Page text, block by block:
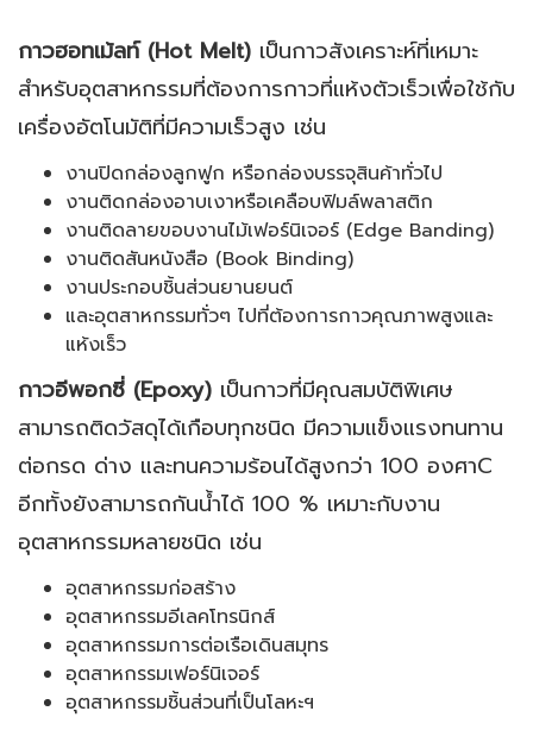
กาวฮอทเม้ลท์ (Hot Melt) เป็นกาวสังเคราะห์ที่เหมาะ
สำหรับอุตสาหกรรมที่ต้องการกาวที่แห้งตัวเร็วเพื่อใช้กับ
เครื่องอัตโนมัติที่มีความเร็วสูง เช่น
งานปิดกล่องลูกฟูก หรือกล่องบรรจุสินค้าทั่วไป
งานติดกล่องอาบเงาหรือเคลือบฟิมล์พลาสติก
งานติดลายขอบงานไม้เฟอร์นิเจอร์ (Edge Banding)
งานติดสันหนังสือ (Book Binding)
งานประกอบชิ้นส่วนยานยนต์
และอุตสาหกรรมทั่วๆ ไปที่ต้องการกาวคุณภาพสูงและ
แห้งเร็ว
กาวอีพอกซี่ (Epoxy) เป็นกาวที่มีคุณสมบัติพิเศษ
สามารถติดวัสดุได้เกือบทุกชนิด มีความแข็งแรงทนทาน
ต่อกรด ด่าง และทนความร้อนได้สูงกว่า 100 องศาC
อีกทั้งยังสามารถกันน้ำได้ 100 % เหมาะกับงาน
อุตสาหกรรมหลายชนิด เช่น
อุตสาหกรรมก่อสร้าง
อุตสาหกรรมอีเลคโทรนิกส์
อุตสาหกรรมการต่อเรือเดินสมุทร
อุตสาหกรรมเฟอร์นิเจอร์
อุตสาหกรรมชิ้นส่วนที่เป็นโลหะฯ